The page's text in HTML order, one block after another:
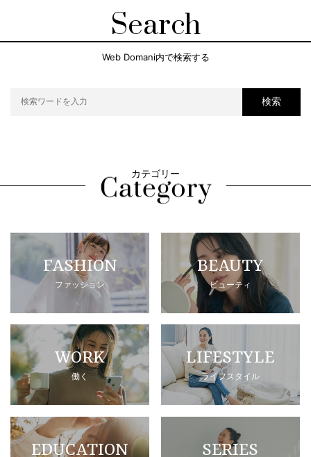
Search
Web Domani内で検索する
検索
カテゴリー
FASHION
ファッション
BEAUTY
ビューティ
WORK
働く
LIFESTYLE
ライフスタイル
EDUCATION SERIES